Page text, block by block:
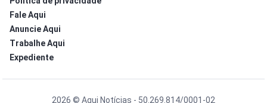
Fale Aqui
Anuncie Aqui
Trabalhe Aqui
Expediente
2026 © Aqui Notícias - 50.269.814/0001-02